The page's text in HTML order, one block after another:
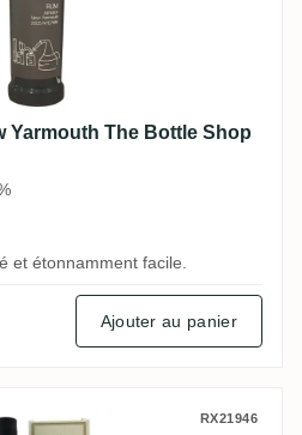
Yarmouth The Bottle Shop
et étonnamment facile.
Ajouter au panier
2024 RX21946